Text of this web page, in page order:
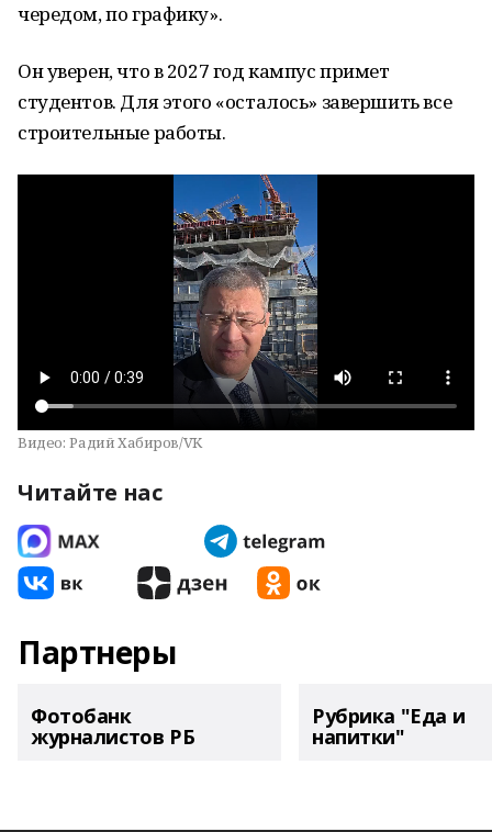
чередом, по графику».
Он уверен, что в 2027 год кампус примет
студентов. Для этого «осталось» завершить все
строительные работы.
Видео: Радий Хабиров/VK
Читайте нас
Партнеры
Фотобанк
журналистов РБ
Рубрика "Еда и
напитки"